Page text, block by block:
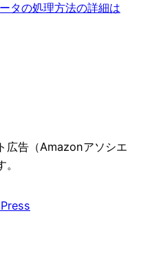
タの処理方法の詳細は
広告（Amazonアソシエ